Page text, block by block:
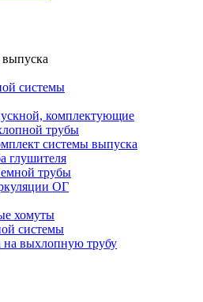
системы
комплектующие
трубы
системы выпуска
глушителя
трубы
ОГ
хомуты
системы
на выхлопную трубу